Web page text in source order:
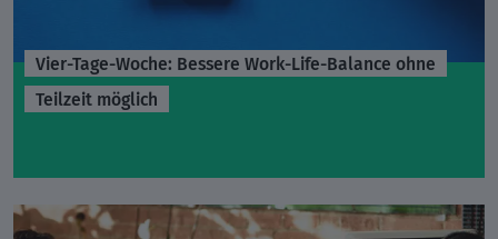
Vier-Tage-Woche: Bessere Work-Life-Balance ohne
Teilzeit möglich